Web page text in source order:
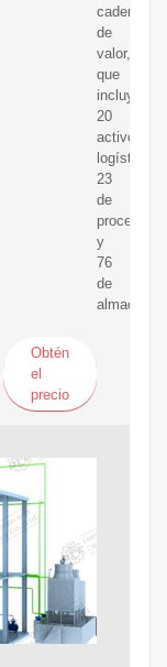
cadena
de
valor,
que
incluyen
20
activos
logísticos,
23
de
y
76
de
Obtén
el
precio